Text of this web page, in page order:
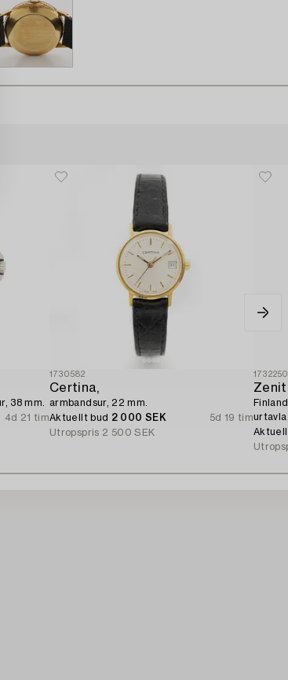
38 mm.
4d 21 tim
1730582
Certina,
armbandsur, 22 mm.
Aktuellt bud 2 000 SEK
5d 19 tim
Utropspris 2 500 SEK